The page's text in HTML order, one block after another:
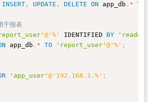
INSERT , UPDATE , DELETE ON app_db . * TO
于报表
@'%' IDENTIFIED BY
app_db . * TO 'report_user' @'%' ;
'app_user' @'192.168.1.%' ;